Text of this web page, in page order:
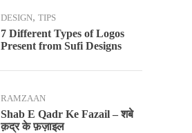
DESIGN, TIPS
7 Different Types of Logos
Present from Sufi Designs
RAMZAAN
Shab E Qadr Ke Fazail – शबे
क़द्र के फ़ज़ाइल